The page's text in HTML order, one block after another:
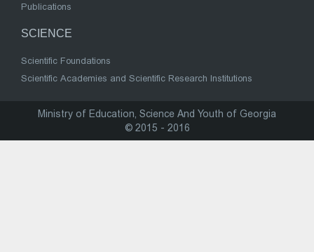
Publications
SCIENCE
Scientific Foundations
Scientific Academies and Scientific Research Institutions
Ministry of Education, Science And Youth of Georgia
© 2015 - 2016